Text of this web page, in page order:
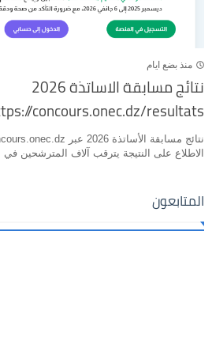
منذ بضع ايام
نتائج مسابقة الاساتذة 2026
concours.onec.dz/resultats
الاطلاع على النتيجة يترقب آلاف المترشحين في
المتابعون